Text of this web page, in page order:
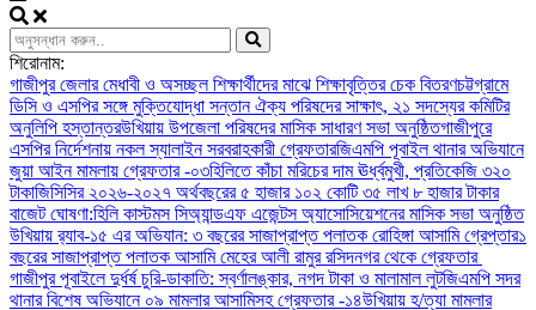
শিরোনাম:
গাজীপুর জেলার মেধাবী ও অসচ্ছল শিক্ষার্থীদের মাঝে শিক্ষাবৃত্তির চেক বিতরণচট্টগ্রামে
ডিসি ও এসপির সঙ্গে মুক্তিযোদ্ধা সন্তান ঐক্য পরিষদের সাক্ষাৎ, ২১ সদস্যের কমিটির
অনুলিপি হস্তান্তরউখিয়ায় উপজেলা পরিষদের মাসিক সাধারণ সভা অনুষ্ঠিতগাজীপুরে
এসপির নির্দেশনায় নকল স্যালাইন সরবরাহকারী গ্রেফতারজিএমপি পূবাইল থানার অভিযানে
জুয়া আইন মামলায় গ্রেফতার -০৩হিলিতে কাঁচা মরিচের দাম ঊর্ধ্বমুখী, প্রতিকেজি ৩২০
টাকাজিসিসির ২০২৬-২০২৭ অর্থবছরের ৫ হাজার ১০২ কোটি ৩৫ লাখ ৮ হাজার টাকার
বাজেট ঘোষণা:হিলি কাস্টমস সিঅ্যান্ডএফ এজেন্টস অ্যাসোসিয়েশনের মাসিক সভা অনুষ্ঠিত
উখিয়ায় র‍্যাব-১৫ এর অভিযান: ৩ বছরের সাজাপ্রাপ্ত পলাতক রোহিঙ্গা আসামি গ্রেপ্তার১
বছরের সাজাপ্রাপ্ত পলাতক আসামি মেহের আলী রামুর রসিদনগর থেকে গ্রেফতার ‎
গাজীপুর পূবাইলে দুর্ধর্ষ চুরি-ডাকাতি: স্বর্ণালঙ্কার, নগদ টাকা ও মালামাল লুটজিএমপি সদর
থানার বিশেষ অভিযানে ০৯ মামলার আসামিসহ গ্রেফতার -১৪উখিয়ায় হ/ত্যা মামলার